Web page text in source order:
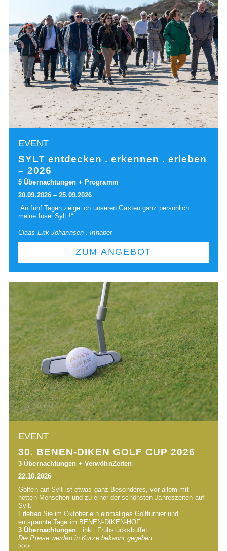
EVENT
SYLT entdecken . erkennen . erleben
– 2026
5 Übernachtungen + Programm
20.09.2026 – 25.09.2026
„An fünf Tagen zeige ich unseren Gästen ganz persönlich
meine Insel Sylt !“
Claas-Erik Johannsen . Inhaber
ZUM ANGEBOT
EVENT
30. BENEN-DIKEN GOLF CUP 2026
3 Übernachtungen + VerwöhnZeiten
22.10.2026
Golfen auf Sylt ist etwas ganz Besonderes, vor allem mit
netten Menschen und zu einer der schönsten Jahreszeiten auf
Sylt.
Erleben Sie im Oktober ein einmaliges Golfturnier und
entspannte Tage im BENEN-DIKEN-HOF.
3 Übernachtungen . inkl. Frühstücksbuffet
Die Preise werden in Kürze bekannt gegeben.
>>>